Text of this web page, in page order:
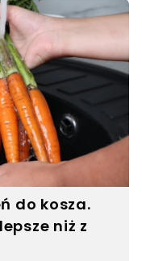
do kosza.
niż z